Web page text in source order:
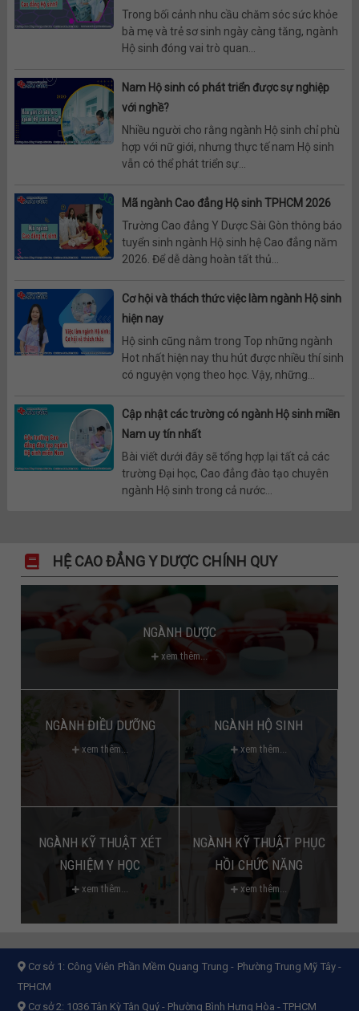
Trong bối cảnh nhu cầu chăm sóc sức khỏe
bà mẹ và trẻ sơ sinh ngày càng tăng, ngành
Hộ sinh đóng vai trò quan...
Nam Hộ sinh có phát triển được sự nghiệp
với nghề?
Nhiều người cho rằng ngành Hộ sinh chỉ phù
hợp với nữ giới, nhưng thực tế nam Hộ sinh
vẫn có thể phát triển sự...
Mã ngành Cao đẳng Hộ sinh TPHCM 2026
Trường Cao đẳng Y Dược Sài Gòn thông báo
tuyển sinh ngành Hộ sinh hệ Cao đẳng năm
2026. Để dễ dàng hoàn tất thủ...
Cơ hội và thách thức việc làm ngành Hộ sinh
hiện nay
Hộ sinh cũng nằm trong Top những ngành
Hot nhất hiện nay thu hút được nhiều thí sinh
có nguyện vọng theo học. Vậy, những...
Cập nhật các trường có ngành Hộ sinh miền
Nam uy tín nhất
Bài viết dưới đây sẽ tổng hợp lại tất cả các
trường Đại học, Cao đẳng đào tạo chuyên
ngành Hộ sinh trong cả nước...
HỆ CAO ĐẲNG Y DƯỢC CHÍNH QUY
NGÀNH DƯỢC
xem thêm...
NGÀNH ĐIỀU DƯỠNG
xem thêm...
NGÀNH HỘ SINH
xem thêm...
NGÀNH KỸ THUẬT XÉT
NGHIỆM Y HỌC
xem thêm...
NGÀNH KỸ THUẬT PHỤC
HỒI CHỨC NĂNG
xem thêm...
Cơ sở 1: Công Viên Phần Mềm Quang Trung - Phường Trung Mỹ Tây -
TPHCM
Cơ sở 2: 1036 Tân Kỳ Tân Quý - Phường Bình Hưng Hòa - TPHCM